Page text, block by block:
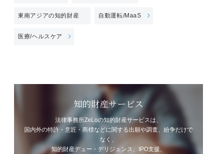
東南アジアの知的財産 自動運転/MaaS
医療/ヘルスケア
知的財産サービス
法律事務所ZeLoの知的財産サービスは、
国内外の特許・意匠・商標などに関する出願や調査、紛争だけで
なく、
知的財産デュー・デリジェンス、IPO支援、